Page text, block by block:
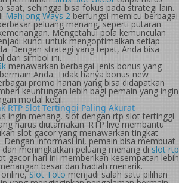
saat, sehingga bisa fokus pada strategi lain.
Mahjong Ways 2 berfungsi memicu berbagai
peluang menang, seperti putaran
Mengetahui pola kemunculan
kunci untuk mengoptimalkan setiap
Dengan strategi yang tepat, Anda bisa
dari simbol ini.
menawarkan berbagai jenis bonus yang
Anda. Tidak hanya bonus new
promo harian yang bisa didapatkan
keuntungan lebih bagi pemain yang ingin
modal kecil.
RTP Slot Tertinggi Paling Akurat
ingin menang, slot dengan rtp slot tertinggi
harus diutamakan. RTP live membantu
slot gacor yang menawarkan tingkat
Dengan informasi ini, pemain bisa membuat
meningkatkan peluang menang di slot rtp
gacor hari ini memberikan kesempatan lebih
besar dan hadiah menarik.
online,Slot Toto menjadi salah satu pilihan